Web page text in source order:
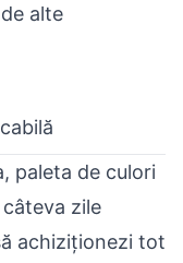
alte
paleta de culori
zile
achiziționezi tot